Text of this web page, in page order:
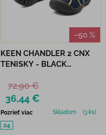
–50 %
KEEN CHANDLER 2 CNX
TENISKY - BLACK
36,44 €
72,90 €
Pozrieť viac Skladom
(3 ks)
24